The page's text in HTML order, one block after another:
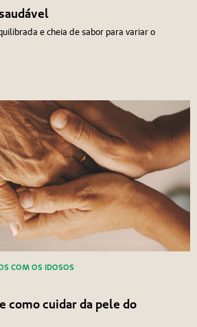
e cheia de sabor para variar o
COM OS IDOSOS
como cuidar da pele do